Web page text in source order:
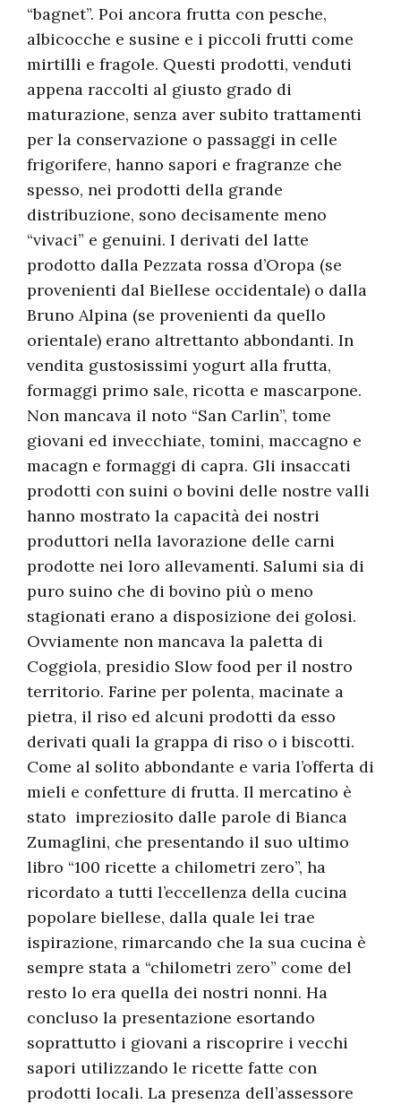
“bagnet”. Poi ancora frutta con pesche,
albicocche e susine e i piccoli frutti come
mirtilli e fragole. Questi prodotti, venduti
appena raccolti al giusto grado di
maturazione, senza aver subito trattamenti
per la conservazione o passaggi in celle
frigorifere, hanno sapori e fragranze che
spesso, nei prodotti della grande
distribuzione, sono decisamente meno
“vivaci” e genuini. I derivati del latte
prodotto dalla Pezzata rossa d’Oropa (se
provenienti dal Biellese occidentale) o dalla
Bruno Alpina (se provenienti da quello
orientale) erano altrettanto abbondanti. In
vendita gustosissimi yogurt alla frutta,
formaggi primo sale, ricotta e mascarpone.
Non mancava il noto “San Carlin”, tome
giovani ed invecchiate, tomini, maccagno e
macagn e formaggi di capra. Gli insaccati
prodotti con suini o bovini delle nostre valli
hanno mostrato la capacità dei nostri
produttori nella lavorazione delle carni
prodotte nei loro allevamenti. Salumi sia di
puro suino che di bovino più o meno
stagionati erano a disposizione dei golosi.
Ovviamente non mancava la paletta di
Coggiola, presidio Slow food per il nostro
territorio. Farine per polenta, macinate a
pietra, il riso ed alcuni prodotti da esso
derivati quali la grappa di riso o i biscotti.
Come al solito abbondante e varia l’offerta di
mieli e confetture di frutta. Il mercatino è
stato impreziosito dalle parole di Bianca
Zumaglini, che presentando il suo ultimo
libro “100 ricette a chilometri zero”, ha
ricordato a tutti l’eccellenza della cucina
popolare biellese, dalla quale lei trae
ispirazione, rimarcando che la sua cucina è
sempre stata a “chilometri zero” come del
resto lo era quella dei nostri nonni. Ha
concluso la presentazione esortando
soprattutto i giovani a riscoprire i vecchi
sapori utilizzando le ricette fatte con
prodotti locali. La presenza dell’assessore